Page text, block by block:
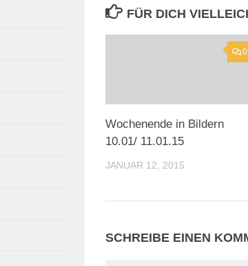
FÜR DICH
0
Wochenende in Bildern
10.01/ 11.01.15
JANUAR 12, 2015
SCHREIBE EINEN